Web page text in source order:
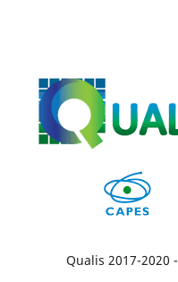
Qualis 2017-2020 -